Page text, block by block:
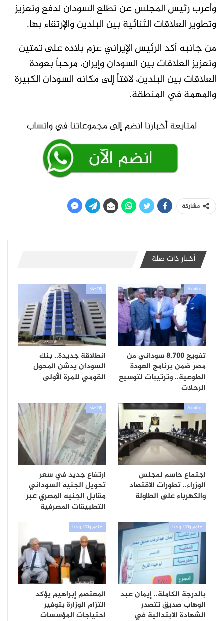
وأعرب رئيس المجلس عن تطلع السودان لدفع وتعزيز
وتطوير العلاقات الثنائية بين البلدين والإرتقاء بها.
من جانبه أكد الرئيس الإيراني عزم بلاده على تمتين
وتعزيز العلاقات بين السودان وإيران، مرحباً بعودة
العلاقات بين البلدين، لافتاً إلى مكانه السودان الكبيرة
والمهمة في المنطقة.
مشاركة
أخبار ذات صلة
سياسية
تفويج 8,700 سوداني من
مصر ضمن برنامج العودة
الطوعية.. وترتيبات لتوسيع
الرحلات
إقتصاد
انطلاقة جديدة.. بنك
السودان يدشن المحول
القومي للمرة الأولى
سياسية
اجتماع حاسم لمجلس
الوزراء.. تطورات الاقتصاد
والكهرباء على الطاولة
إقتصاد
ارتفاع جديد في سعر
تحويل الجنيه السوداني
مقابل الجنيه المصري عبر
التطبيقات المصرفية
علوم وتكنلوجيا
بالدرجة الكاملة.. إيمان عبد
الوهاب صديق تتصدر
الشهادة الابتدائية في
علوم وتكنلوجيا
المعتصم إبراهيم يؤكد
التزام الوزارة بتوفير
احتياجات المؤسسات